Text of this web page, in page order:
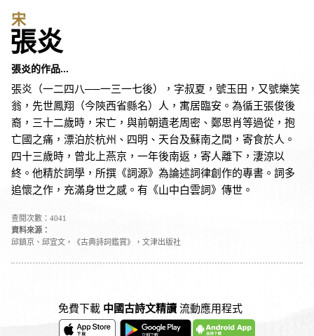
宋
張炎
張炎的作品...
張炎（一二四八──一三一七後），字叔夏，號玉田，又號樂笑
翁，先世鳳翔（今陝西省縣名）人，寓居臨安。為循王張俊後
裔，三十二歲時，宋亡，與前朝遺老周密、鄭思肖等過從，抱
亡國之痛，漂泊於杭州、四明、天台及蘇南之間，寄食於人。
四十三歲時，曾北上燕京，一年後南返，寄人離下，淒涼以
終。他精於詞學，所撰《詞源》為論述詞律創作的專書。詞多
追懷之作，充滿身世之感。有《山中白雲詞》傳世。
查閱次數：4041
資料來源：
邱鎮京、邱宜文，《古典詩詞鑑賞》，文津出版社
免費下載 中國古詩文精讀 流動應用程式